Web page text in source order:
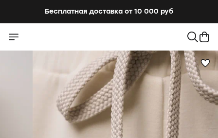
Бесплатная доставка от 10 000 руб